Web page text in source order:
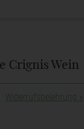
Crignis Wein
Widerrufsbelehrung